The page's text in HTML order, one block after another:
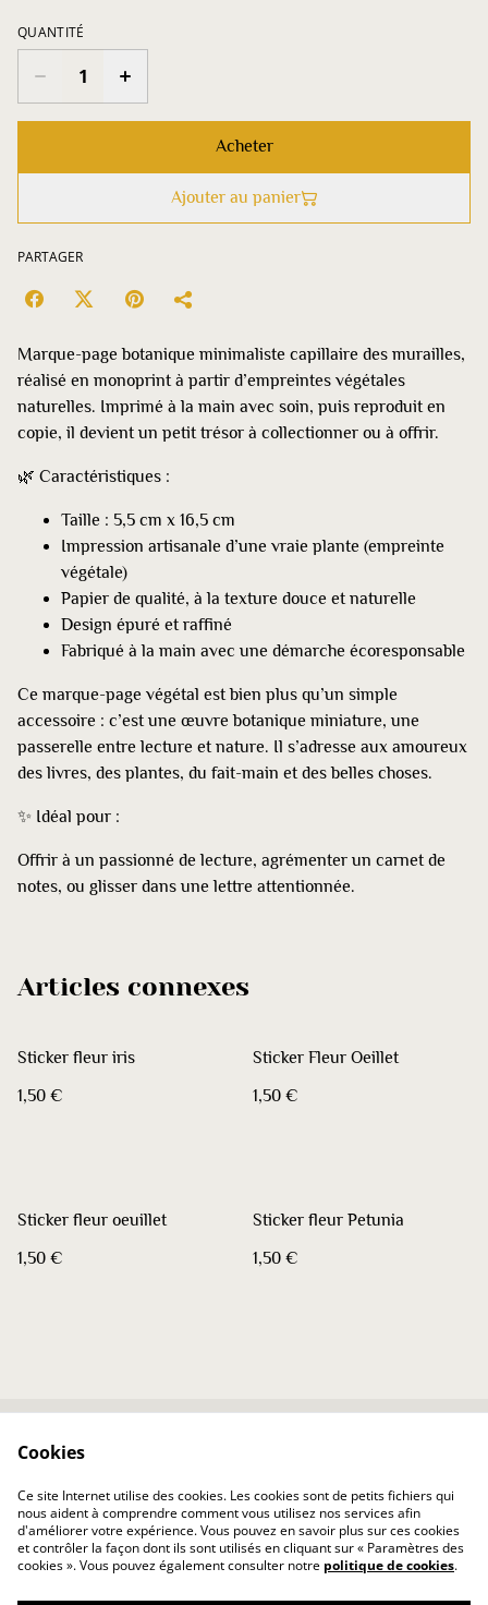
QUANTITÉ
Acheter
Ajouter au panier
PARTAGER
Marque-page botanique minimaliste capillaire des murailles,
réalisé en monoprint à partir d’empreintes végétales
naturelles. Imprimé à la main avec soin, puis reproduit en
copie, il devient un petit trésor à collectionner ou à offrir.
🌿 Caractéristiques :
Taille : 5,5 cm x 16,5 cm
Impression artisanale d’une vraie plante (empreinte
végétale)
Papier de qualité, à la texture douce et naturelle
Design épuré et raffiné
Fabriqué à la main avec une démarche écoresponsable
Ce marque-page végétal est bien plus qu’un simple
accessoire : c’est une œuvre botanique miniature, une
passerelle entre lecture et nature. Il s’adresse aux amoureux
des livres, des plantes, du fait-main et des belles choses.
✨ Idéal pour :
Offrir à un passionné de lecture, agrémenter un carnet de
notes, ou glisser dans une lettre attentionnée.
Articles connexes
Sticker fleur iris
1,50 €
Sticker Fleur Oeillet
1,50 €
Sticker fleur oeuillet
1,50 €
Sticker fleur Petunia
1,50 €
confidentialité
Cookies
Ce site Internet utilise des cookies. Les cookies sont de petits fichiers qui
nous aident à comprendre comment vous utilisez nos services afin
d'améliorer votre expérience. Vous pouvez en savoir plus sur ces cookies
et contrôler la façon dont ils sont utilisés en cliquant sur « Paramètres des
cookies ». Vous pouvez également consulter notre politique de cookies.